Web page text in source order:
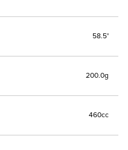
58.5°
200.0g
460cc